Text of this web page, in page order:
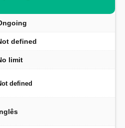
defined
limit
defined